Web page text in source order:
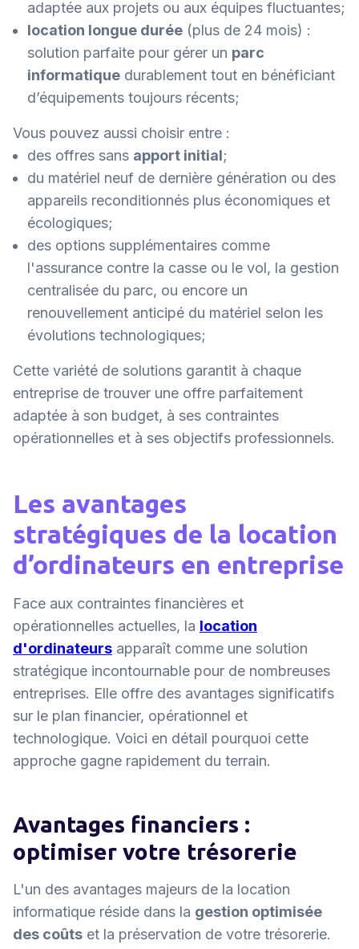
adaptée aux projets ou aux équipes fluctuantes;
location longue durée (plus de 24 mois) :
solution parfaite pour gérer un parc
informatique durablement tout en bénéficiant
d’équipements toujours récents;
Vous pouvez aussi choisir entre :
des offres sans apport initial;
du matériel neuf de dernière génération ou des
appareils reconditionnés plus économiques et
écologiques;
des options supplémentaires comme
l'assurance contre la casse ou le vol, la gestion
centralisée du parc, ou encore un
renouvellement anticipé du matériel selon les
évolutions technologiques;
Cette variété de solutions garantit à chaque
entreprise de trouver une offre parfaitement
adaptée à son budget, à ses contraintes
opérationnelles et à ses objectifs professionnels.
Les avantages
stratégiques de la location
d’ordinateurs en entreprise
Face aux contraintes financières et
opérationnelles actuelles, la location
d'ordinateurs apparaît comme une solution
stratégique incontournable pour de nombreuses
entreprises. Elle offre des avantages significatifs
sur le plan financier, opérationnel et
technologique. Voici en détail pourquoi cette
approche gagne rapidement du terrain.
Avantages financiers :
optimiser votre trésorerie
L'un des avantages majeurs de la location
informatique réside dans la gestion optimisée
des coûts et la préservation de votre trésorerie.